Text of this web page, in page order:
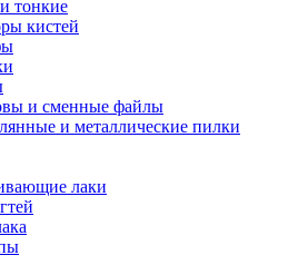
тонкие
кистей
и сменные файлы
и металлические пилки
лаки